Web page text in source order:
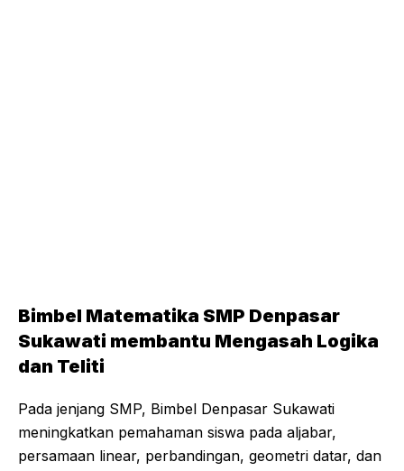
Bimbel Matematika SMP Denpasar
Sukawati membantu Mengasah Logika
dan Teliti
Pada jenjang SMP, Bimbel Denpasar Sukawati
meningkatkan pemahaman siswa pada aljabar,
persamaan linear, perbandingan, geometri datar, dan